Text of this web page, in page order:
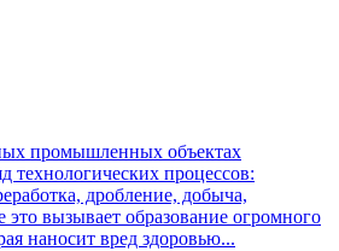
промышленных объектах
технологических процессов:
дробление, добыча,
вызывает образование огромного
наносит вред здоровью...